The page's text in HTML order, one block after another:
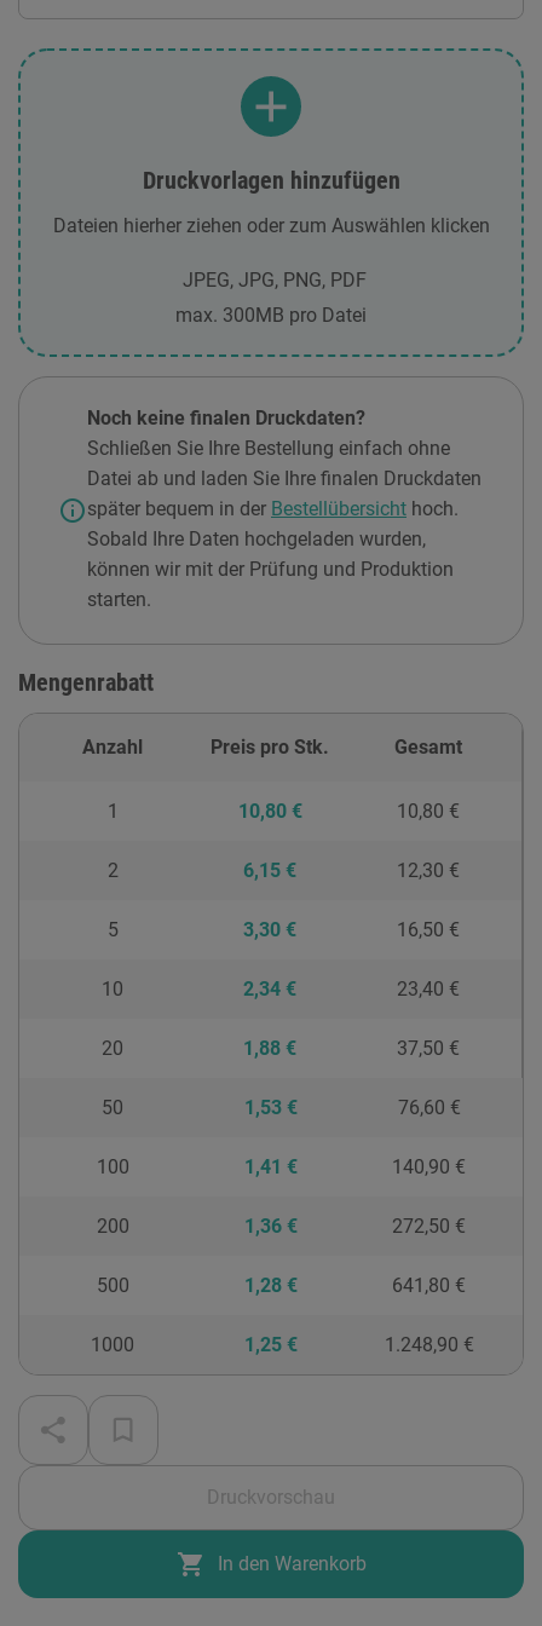
Druckvorlagen hinzufügen
Dateien hierher ziehen oder zum Auswählen klicken
JPEG, JPG, PNG, PDF
max. 300MB pro Datei
info
Noch keine finalen Druckdaten?
Schließen Sie Ihre Bestellung einfach ohne
Datei ab und laden Sie Ihre finalen Druckdaten
später bequem in der Bestellübersicht hoch.
Sobald Ihre Daten hochgeladen wurden,
können wir mit der Prüfung und Produktion
starten.
Mengenrabatt
Anzahl Preis pro Stk. Gesamt
1 10,80 € 10,80 €
2 6,15 € 12,30 €
5 3,30 € 16,50 €
10 2,34 € 23,40 €
20 1,88 € 37,50 €
50 1,53 € 76,60 €
100 1,41 € 140,90 €
200 1,36 € 272,50 €
500 1,28 € 641,80 €
1000 1,25 € 1.248,90 €
Druckvorschau
shopping_cart In den Warenkorb